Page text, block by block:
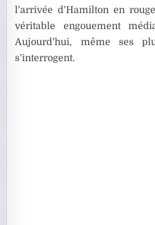
l’arrivée d’Hamilton en
véritable engouement
Aujourd’hui, même ses
s’interrogent.